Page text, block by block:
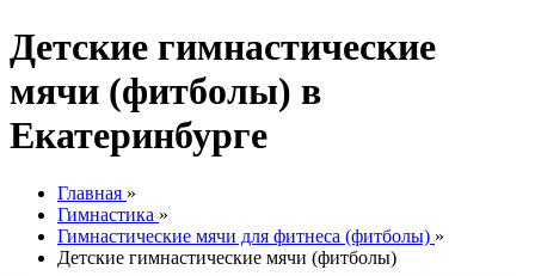
Детские гимнастические
мячи (фитболы) в
Екатеринбурге
Главная »
Гимнастика »
Гимнастические мячи для фитнеса (фитболы) »
Детские гимнастические мячи (фитболы)